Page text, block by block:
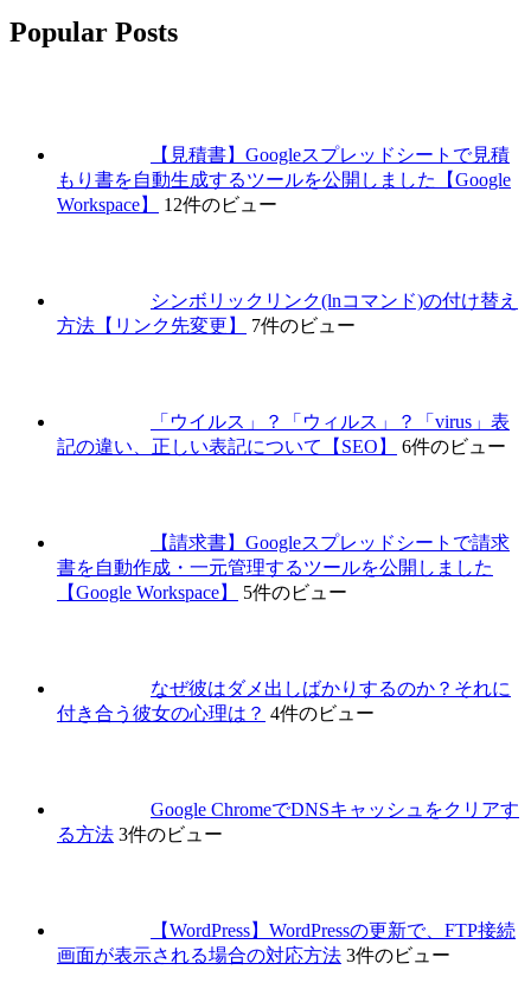
Popular Posts
【見積書】Googleスプレッドシートで見積
もり書を自動生成するツールを公開しました【Google
Workspace】
12件のビュー
シンボリックリンク(lnコマンド)の付け替え
方法【リンク先変更】
7件のビュー
「ウイルス」？「ウィルス」？「virus」表
記の違い、正しい表記について【SEO】
6件のビュー
【請求書】Googleスプレッドシートで請求
書を自動作成・一元管理するツールを公開しました
【Google Workspace】
5件のビュー
なぜ彼はダメ出しばかりするのか？それに
付き合う彼女の心理は？ 4件のビュー
Google ChromeでDNSキャッシュをクリアす
る方法 3件のビュー
【WordPress】WordPressの更新で、FTP接続
画面が表示される場合の対応方法 3件のビュー